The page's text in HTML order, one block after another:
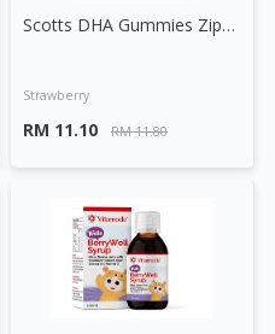
Scotts DHA Gummies Zipper Pack 15s
Strawberry
RM 11.10 RM 11.80